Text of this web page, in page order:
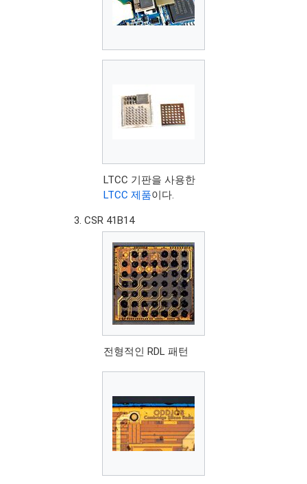
LTCC 기판을 사용한
LTCC 제품이다.
CSR 41B14
전형적인 RDL 패턴